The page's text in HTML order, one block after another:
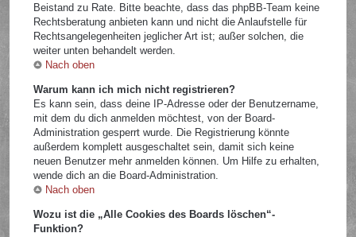
Beistand zu Rate. Bitte beachte, dass das phpBB-Team keine
Rechtsberatung anbieten kann und nicht die Anlaufstelle für
Rechtsangelegenheiten jeglicher Art ist; außer solchen, die
weiter unten behandelt werden.
Nach oben
Warum kann ich mich nicht registrieren?
Es kann sein, dass deine IP-Adresse oder der Benutzername,
mit dem du dich anmelden möchtest, von der Board-
Administration gesperrt wurde. Die Registrierung könnte
außerdem komplett ausgeschaltet sein, damit sich keine
neuen Benutzer mehr anmelden können. Um Hilfe zu erhalten,
wende dich an die Board-Administration.
Nach oben
Wozu ist die „Alle Cookies des Boards löschen“-
Funktion?